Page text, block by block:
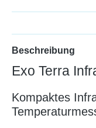
Beschreibung
Exo Terra
Kompaktes